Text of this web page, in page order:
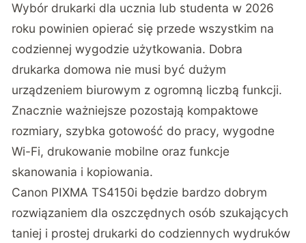
Wybór drukarki dla ucznia lub studenta w 2026
roku powinien opierać się przede wszystkim na
codziennej wygodzie użytkowania. Dobra
drukarka domowa nie musi być dużym
urządzeniem biurowym z ogromną liczbą funkcji.
Znacznie ważniejsze pozostają kompaktowe
rozmiary, szybka gotowość do pracy, wygodne
Wi-Fi, drukowanie mobilne oraz funkcje
skanowania i kopiowania.
Canon PIXMA TS4150i będzie bardzo dobrym
rozwiązaniem dla oszczędnych osób szukających
taniej i prostej drukarki do codziennych wydruków